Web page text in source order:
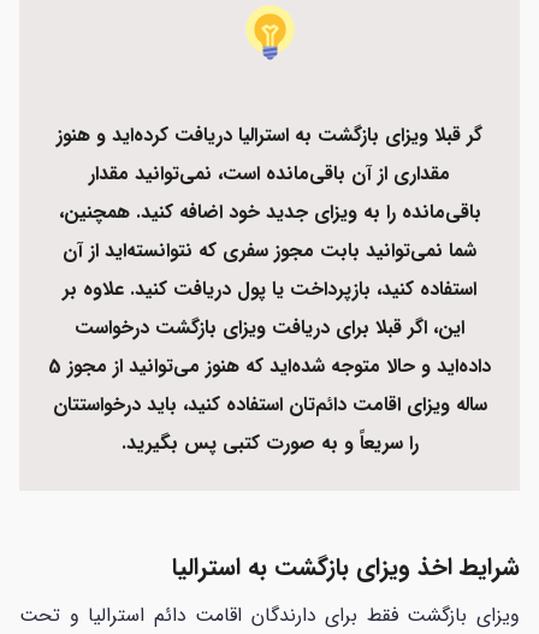
گر قبلا ویزای بازگشت به استرالیا دریافت کرده‌اید و هنوز
مقداری از آن باقی‌مانده است، نمی‌توانید مقدار
باقی‌مانده را به ویزای جدید خود اضافه کنید. همچنین،
شما نمی‌توانید بابت مجوز سفری که نتوانسته‌اید از آن‌
استفاده کنید، بازپرداخت یا پول دریافت کنید. علاوه بر
این، اگر قبلا برای دریافت ویزای بازگشت درخواست
داده‌اید و حالا متوجه شده‌اید که هنوز می‌توانید از مجوز 5
ساله ویزای اقامت دائم‌تان استفاده کنید، باید درخواستتان
را سریعاً و به صورت کتبی پس بگیرید.
شرایط اخذ ویزای بازگشت به استرالیا
ویزای بازگشت فقط برای دارندگان اقامت دائم استرالیا و تحت